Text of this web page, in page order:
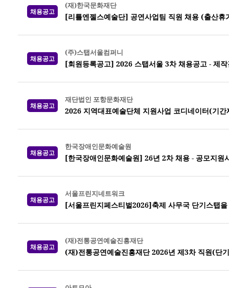
채용공고
(재)한국문화재단
[리틀엔젤스예술단] 공연사업팀 직원 채용 (출산휴
채용공고
(주)스탭서울컴퍼니
[회원등록공고] 2026 스탭서울 3차 채용공고 - 제
채용공고
재단법인 포항문화재단
2026 지역대표예술단체 지원사업 코디네이터(기
채용공고
한국장애인문화예술원
[한국장애인문화예술원] 26년 2차 채용 - 공모지원
채용공고
서울프린지네트워크
[서울프린지페스티벌2026]축제 사무국 단기스탭
채용공고
(재)전통공연예술진흥재단
(재)전통공연예술진흥재단 2026년 제3차 직원(단